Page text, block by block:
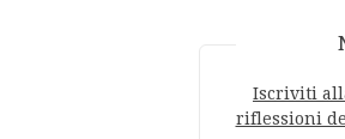
Iscriviti
riflessioni